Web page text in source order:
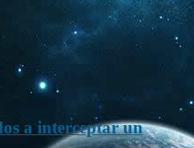
a interceptar un